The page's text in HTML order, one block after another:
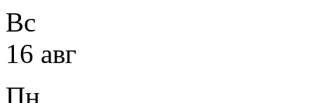
Вс
16 авг
Пн